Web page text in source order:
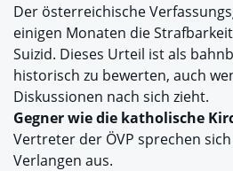
Der österreichische
einigen Monaten die
Suizid. Dieses Urteil ist als
historisch zu bewerten, auch
Diskussionen nach sich zieht.
Gegner wie die katholische
Vertreter der ÖVP sprechen
Verlangen aus.